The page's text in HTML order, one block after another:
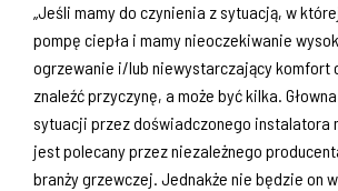
„Jeśli mamy do czynienia z sytuacją, w
pompę ciepła i mamy nieoczekiwanie
ogrzewanie i/lub niewystarczający komfort
znaleźć przyczynę, a może być kilka.
sytuacji przez doświadczonego instalatora
jest polecany przez niezależnego
branży grzewczej. Jednakże nie będzie on